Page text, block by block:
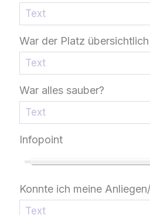
War der Platz
War alles sauber?
Infopoint
Konnte ich meine